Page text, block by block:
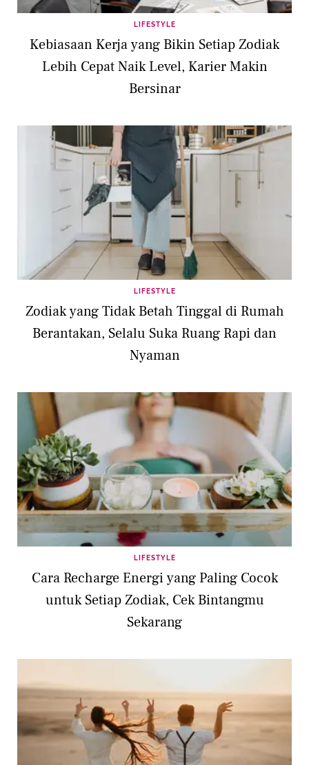
LIFESTYLE
Kebiasaan Kerja yang Bikin Setiap Zodiak
Lebih Cepat Naik Level, Karier Makin
Bersinar
LIFESTYLE
Zodiak yang Tidak Betah Tinggal di Rumah
Berantakan, Selalu Suka Ruang Rapi dan
Nyaman
LIFESTYLE
Cara Recharge Energi yang Paling Cocok
untuk Setiap Zodiak, Cek Bintangmu
Sekarang